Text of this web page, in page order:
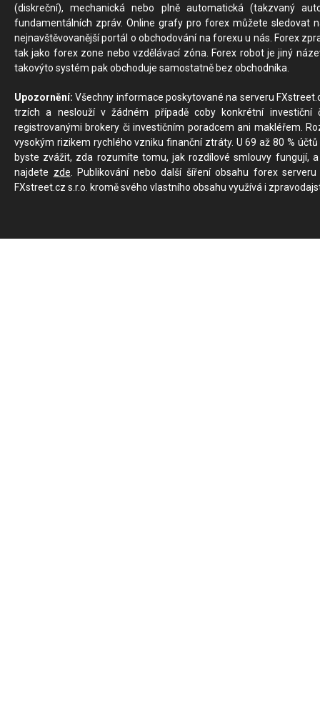
(diskreční), mechanická nebo plně automatická (takzvaný
fundamentálních zpráv. Online grafy pro forex můžete sledovat
nejnavštěvovanější portál o obchodování na forexu u nás. Forex
tak jako forex zone nebo vzdělávací zóna. Forex robot je jiný
takovýto systém pak obchoduje samostatně bez obchodníka.
Upozornění: Všechny informace poskytované na serveru
trzích a neslouží v žádném případě coby konkrétní investiční
registrovanými brokery či investičním poradcem ani makléřem.
vysokým rizikem rychlého vzniku finanční ztráty. U 69 až 80 %
byste zvážit, zda rozumíte tomu, jak rozdílové smlouvy fungují,
najdete zde. Publikování nebo další šíření obsahu forex
FXstreet.cz s.r.o. kromě svého vlastního obsahu využívá i